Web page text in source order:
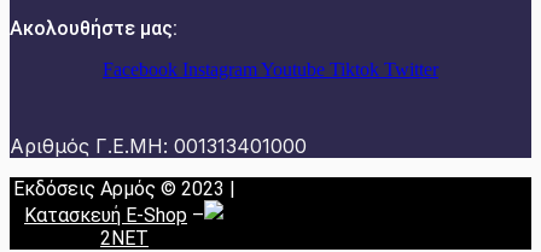
Ακολουθήστε μας:
Facebook InstagramYoutube Tiktok Twitter
Αριθμός Γ.Ε.ΜΗ: 001313401000
Εκδόσεις Αρμός © 2023 |
Κατασκευή E-Shop –
2NET